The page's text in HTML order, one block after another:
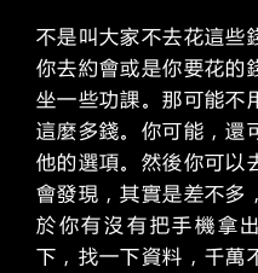
不是叫大家不去花這些
你去約會或是你要花的
坐一些功課。那可能不
這麼多錢。你可能，還
他的選項。然後你可以
會發現，其實是差不多
於你有沒有把手機拿
下，找一下資料，千萬